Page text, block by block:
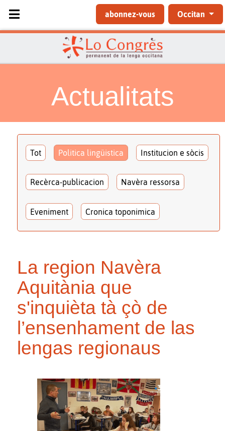
Sélectionnez votre langue
abonnez-vous Occitan
Actualitats
Tot Politica lingüistica Institucion e sòcis
Recèrca-publicacion Navèra ressorsa
Eveniment Cronica toponimica
La region Navèra
Aquitània que
s'inquièta tà çò de
l’ensenhament de las
lengas regionaus